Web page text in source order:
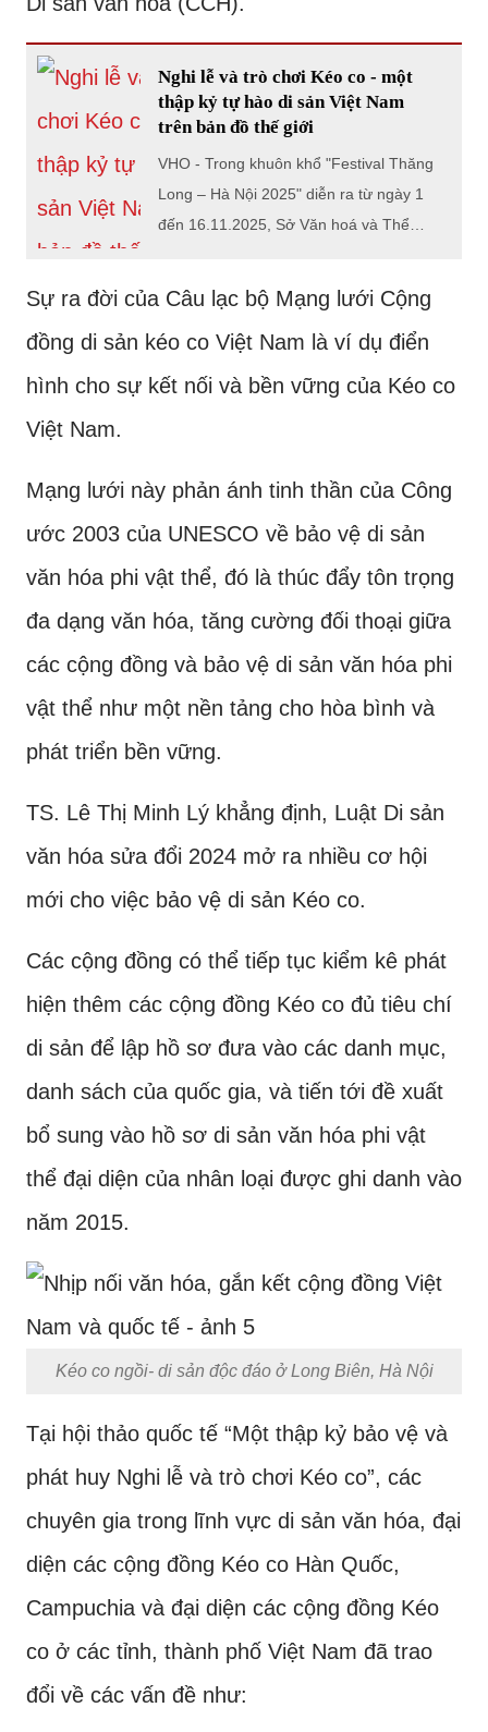
Nghi lễ và trò chơi Kéo co - một
thập kỷ tự hào di sản Việt Nam
trên bản đồ thế giới
VHO - Trong khuôn khổ "Festival Thăng
Long – Hà Nội 2025" diễn ra từ ngày 1
đến 16.11.2025, Sở Văn hoá và Thể
Việt Nam tổ chức sự kiện kỷ niệm 10
năm "Nghi lễ và trò chơi Kéo co" được
ghi danh vào Danh sách Di sản văn hóa
trên trường quốc tế.
Sự ra đời của Câu lạc bộ Mạng lưới Cộng
đồng di sản kéo co Việt Nam là ví dụ điển
hình cho sự kết nối và bền vững của Kéo co
Việt Nam.
Mạng lưới này phản ánh tinh thần của Công
ước 2003 của UNESCO về bảo vệ di sản
văn hóa phi vật thể, đó là thúc đẩy tôn trọng
đa dạng văn hóa, tăng cường đối thoại giữa
các cộng đồng và bảo vệ di sản văn hóa phi
vật thể như một nền tảng cho hòa bình và
phát triển bền vững.
TS. Lê Thị Minh Lý khẳng định, Luật Di sản
văn hóa sửa đổi 2024 mở ra nhiều cơ hội
mới cho việc bảo vệ di sản Kéo co.
Các cộng đồng có thể tiếp tục kiểm kê phát
hiện thêm các cộng đồng Kéo co đủ tiêu chí
di sản để lập hồ sơ đưa vào các danh mục,
danh sách của quốc gia, và tiến tới đề xuất
bổ sung vào hồ sơ di sản văn hóa phi vật
thể đại diện của nhân loại được ghi danh vào
năm 2015.
Kéo co ngồi- di sản độc đáo ở Long Biên, Hà Nội
Tại hội thảo quốc tế “Một thập kỷ bảo vệ và
phát huy Nghi lễ và trò chơi Kéo co”, các
chuyên gia trong lĩnh vực di sản văn hóa, đại
diện các cộng đồng Kéo co Hàn Quốc,
Campuchia và đại diện các cộng đồng Kéo
co ở các tỉnh, thành phố Việt Nam đã trao
đổi về các vấn đề như: